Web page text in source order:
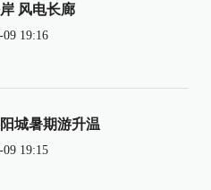
风电长廊
09 19:16
城暑期游升温
09 19:15